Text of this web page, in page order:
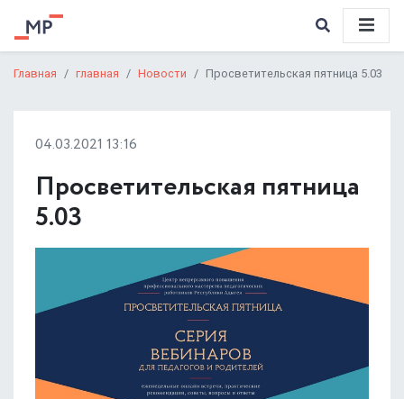
Главная главная Новости Просветительская пятница 5.03
04.03.2021 13:16
Просветительская пятница
5.03